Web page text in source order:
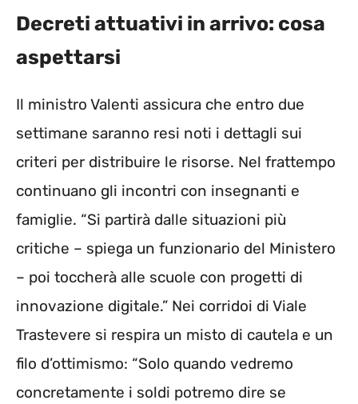
Decreti attuativi in arrivo: cosa
aspettarsi
Il ministro Valenti assicura che entro due
settimane saranno resi noti i dettagli sui
criteri per distribuire le risorse. Nel frattempo
continuano gli incontri con insegnanti e
famiglie. “Si partirà dalle situazioni più
critiche – spiega un funzionario del Ministero
– poi toccherà alle scuole con progetti di
innovazione digitale.” Nei corridoi di Viale
Trastevere si respira un misto di cautela e un
filo d’ottimismo: “Solo quando vedremo
concretamente i soldi potremo dire se